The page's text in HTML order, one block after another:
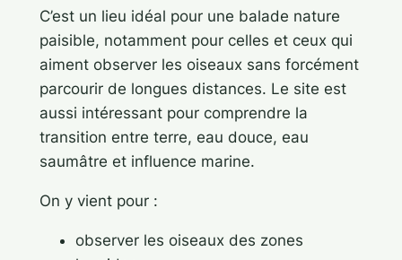
C’est un lieu idéal pour une balade nature
paisible, notamment pour celles et ceux qui
aiment observer les oiseaux sans forcément
parcourir de longues distances. Le site est
aussi intéressant pour comprendre la
transition entre terre, eau douce, eau
saumâtre et influence marine.
On y vient pour :
observer les oiseaux des zones